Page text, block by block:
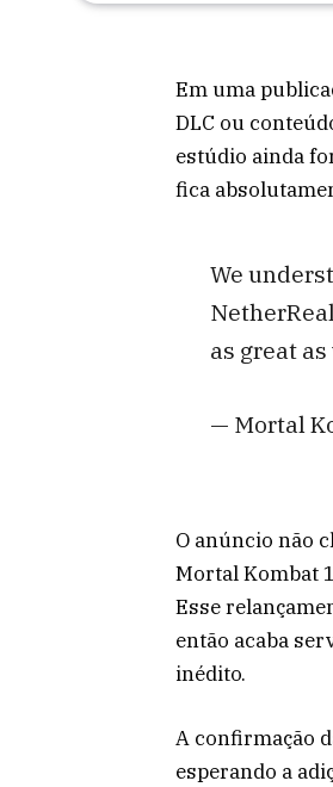
Em uma
DLC ou
estúdio ainda
fica
We
as great
— Mortal
O anúncio não
Mortal Kombat
Esse
então acaba
inédito.
A confirmação
esperando a